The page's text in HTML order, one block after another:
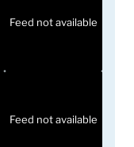
Feed not available
Feed not available